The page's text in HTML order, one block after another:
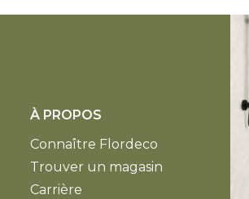
À PROPOS
Connaître Flordeco
Trouver un magasin
Carrière